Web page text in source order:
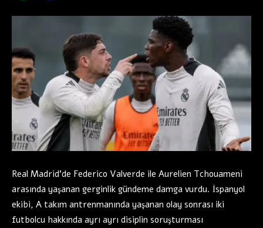
Real Madrid’de Federico Valverde ile Aurelien Tchouameni
arasında yaşanan gerginlik gündeme damga vurdu. İspanyol
ekibi, A takım antrenmanında yaşanan olay sonrası iki
futbolcu hakkında ayrı ayrı disiplin soruşturması